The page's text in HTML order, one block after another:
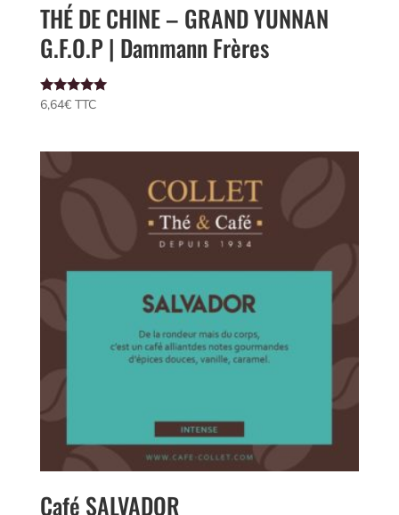
THÉ DE CHINE – GRAND YUNNAN
G.F.O.P | Dammann Frères
Note
6,64€ TTC
Café SALVADOR